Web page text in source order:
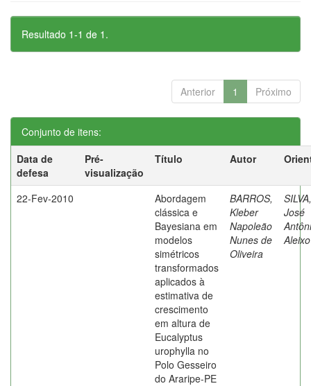
Resultado 1-1 de 1.
Anterior 1 Próximo
Conjunto de itens:
Data de
defesa
Pré-
visualização
Título Autor
22-Fev-2010
Abordagem
clássica e
Bayesiana em
modelos
simétricos
transformados
aplicados à
estimativa de
crescimento
em altura de
Eucalyptus
urophylla no
Polo Gesseiro
do Araripe-PE
BARROS,
Kleber
Napoleão
Nunes de
Oliveira
SILVA,
José